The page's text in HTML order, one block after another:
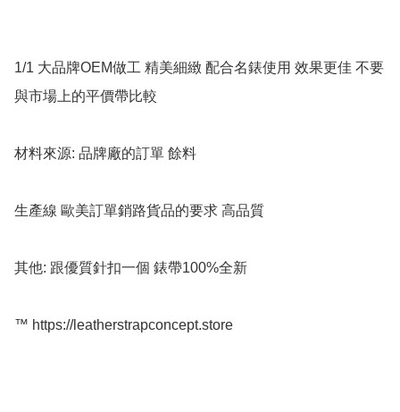
1/1 大品牌OEM做工 精美細緻 配合名錶使用 效果更佳 不要
與市場上的平價帶比較
材料來源: 品牌廠的訂單 餘料
生產線 歐美訂單銷路貨品的要求 高品質
其他: 跟優質針扣一個 錶帶100%全新
™️ https://leatherstrapconcept.store